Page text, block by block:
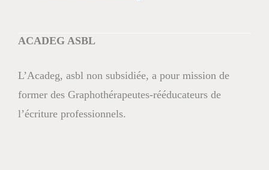
ACADEG ASBL
L’Acadeg, asbl non subsidiée, a pour mission de
former des Graphothérapeutes-rééducateurs de
l’écriture professionnels.